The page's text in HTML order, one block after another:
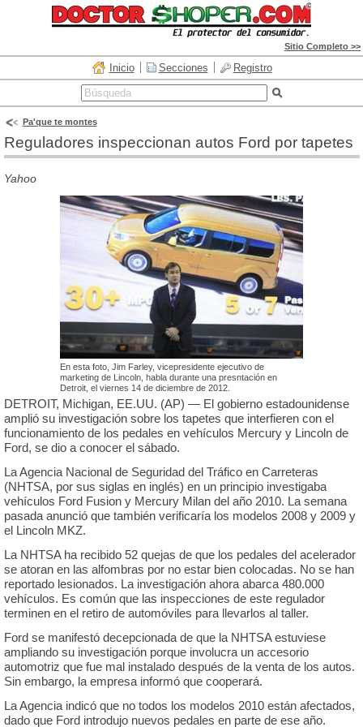
Sitio Completo >>
Inicio Secciones Registro
Pa'que te montes
Reguladores inspeccionan autos Ford por tapetes
Yahoo
En esta foto, Jim Farley, vicepresidente ejecutivo de
marketing de Lincoln, habla durante una presntación en
Detroit, el viernes 14 de diciembre de 2012.
DETROIT, Michigan, EE.UU. (AP) — El gobierno estadounidense
amplió su investigación sobre los tapetes que interfieren con el
funcionamiento de los pedales en vehículos Mercury y Lincoln de
Ford, se dio a conocer el sábado.
La Agencia Nacional de Seguridad del Tráfico en Carreteras
(NHTSA, por sus siglas en inglés) en un principio investigaba
vehículos Ford Fusion y Mercury Milan del año 2010. La semana
pasada anunció que también verificaría los modelos 2008 y 2009 y
el Lincoln MKZ.
La NHTSA ha recibido 52 quejas de que los pedales del acelerador
se atoran en las alfombras por no estar bien colocadas. No se han
reportado lesionados. La investigación ahora abarca 480.000
vehículos. Es común que las inspecciones de este regulador
terminen en el retiro de automóviles para llevarlos al taller.
Ford se manifestó decepcionada de que la NHTSA estuviese
ampliando su investigación porque involucra un accesorio
automotriz que fue mal instalado después de la venta de los autos.
Sin embargo, la empresa informó que cooperará.
La Agencia indicó que no todos los modelos 2010 están afectados,
dado que Ford introdujo nuevos pedales en parte de ese año.